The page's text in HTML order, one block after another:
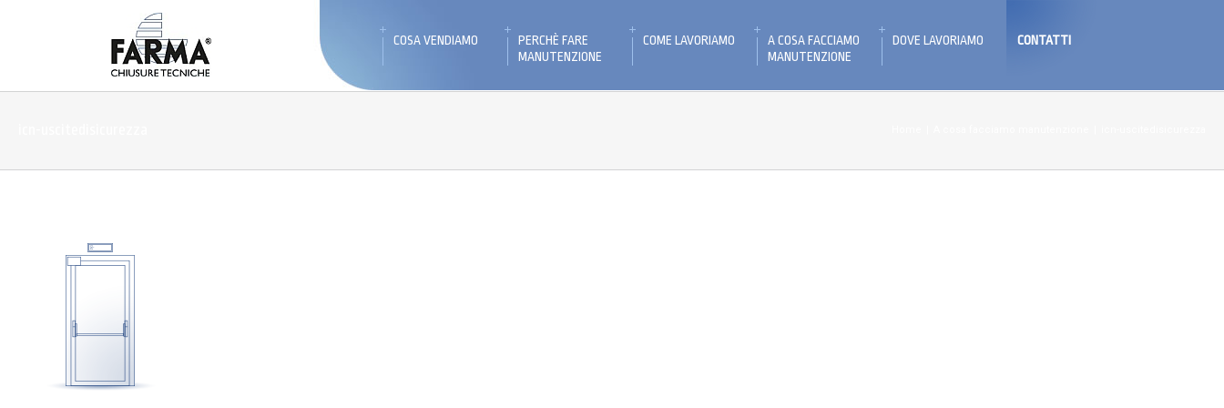
COSA VENDIAMO
PERCHÈ FARE
MANUTENZIONE
COME LAVORIAMO
A COSA FACCIAMO
MANUTENZIONE
DOVE LAVORIAMO CONTATTI